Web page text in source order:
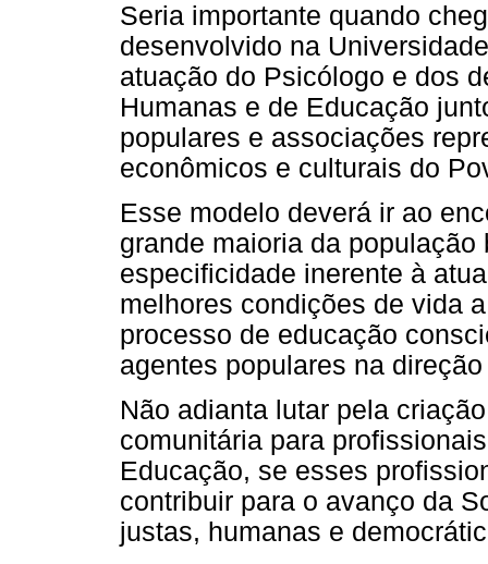
Seria importante quando
desenvolvido na
atuação do Psicólogo e dos
Humanas e de Educação
populares e associações
econômicos e culturais do
Esse modelo deverá ir ao
grande maioria da
especificidade inerente à
melhores condições de vida
processo de educação
agentes populares na
Não adianta lutar pela
comunitária para
Educação, se esses
contribuir para o avanço da
justas, humanas e